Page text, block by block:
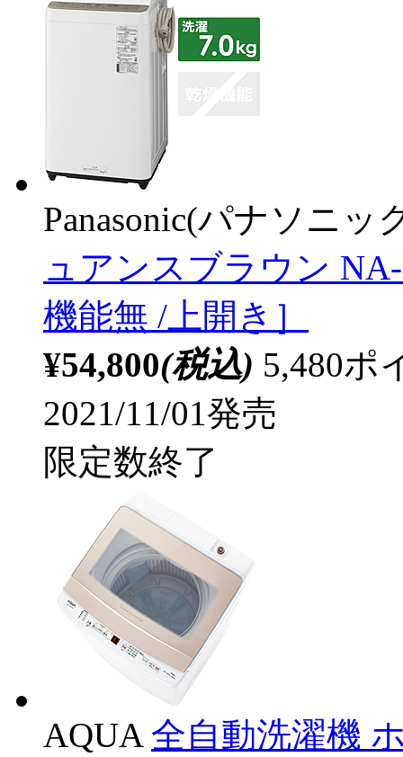
Panasonic(パナソニッ
ュアンスブラウン
機能無 /上開き］
¥54,800(税込) 5,480ポ
2021/11/01発売
限定数終了
AQUA 全自動洗濯機